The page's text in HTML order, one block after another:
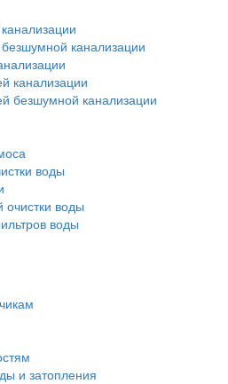
канализации
канализации
безшумной канализации
воды
очистки воды
воды
и затопления